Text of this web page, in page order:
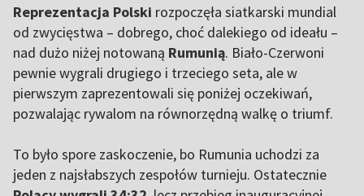
Reprezentacja Polski rozpoczęła siatkarski mundial
od zwycięstwa – dobrego, choć dalekiego od ideału –
nad dużo niżej notowaną Rumunią. Biało-Czerwoni
pewnie wygrali drugiego i trzeciego seta, ale w
pierwszym zaprezentowali się poniżej oczekiwań,
pozwalając rywalom na równorzędną walkę o triumf.
To było spore zaskoczenie, bo Rumunia uchodzi za
jeden z najsłabszych zespołów turnieju. Ostatecznie